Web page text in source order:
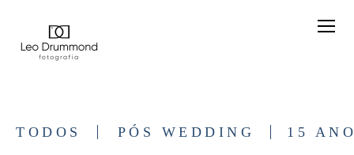
TODOS PÓS WEDDING 15